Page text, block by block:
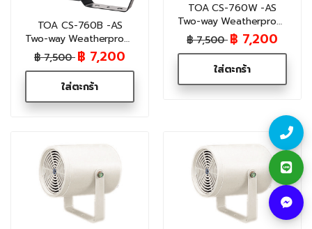
TOA CS-760B -AS
Two-way Weatherproof
Music Horn
Speaker(60W)
฿ 7,500฿ 7,200
ใส่ตะกร้า
TOA CS-760W -AS
Two-way Weatherproof
Music Horn
Speaker(60W)
฿ 7,500฿ 7,200
ใส่ตะกร้า